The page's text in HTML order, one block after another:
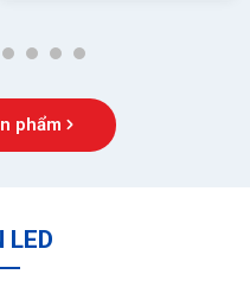
6 7 8 9
phẩm
LED